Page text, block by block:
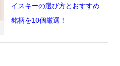
イスキーの選び方とおすすめ
銘柄を10個厳選！